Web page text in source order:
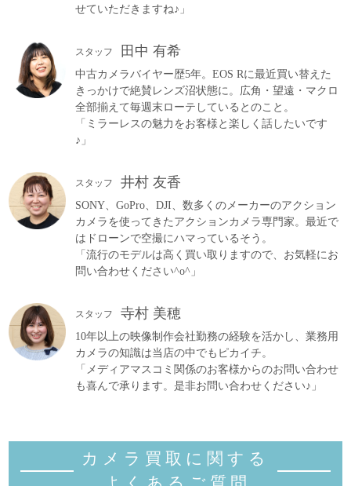
せていただきますね♪」
スタッフ 田中 有希
中古カメラバイヤー歴5年。EOS Rに最近買い替えた
きっかけで絶賛レンズ沼状態に。広角・望遠・マクロ
全部揃えて毎週末ローテしているとのこと。
「ミラーレスの魅力をお客様と楽しく話したいです
♪」
スタッフ 井村 友香
SONY、GoPro、DJI、数多くのメーカーのアクション
カメラを使ってきたアクションカメラ専門家。最近で
はドローンで空撮にハマっているそう。
「流行のモデルは高く買い取りますので、お気軽にお
問い合わせください^o^」
スタッフ 寺村 美穂
10年以上の映像制作会社勤務の経験を活かし、業務用
カメラの知識は当店の中でもピカイチ。
「メディアマスコミ関係のお客様からのお問い合わせ
も喜んで承ります。是非お問い合わせください♪」
カメラ買取に関する